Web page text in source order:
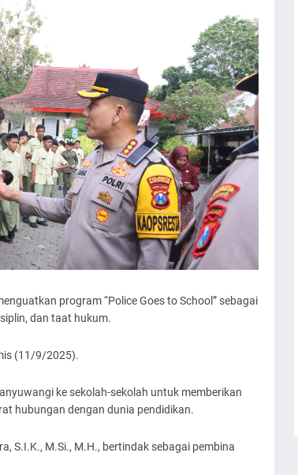
program “Police Goes to School” sebagai
dan taat hukum.
(11/9/2025).
ke sekolah-sekolah untuk memberikan
hubungan dengan dunia pendidikan.
S.I.K., M.Si., M.H., bertindak sebagai pembina